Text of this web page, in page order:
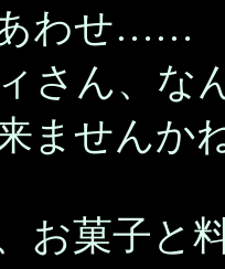
あわせ……
さん、な
ませんか
お菓子と